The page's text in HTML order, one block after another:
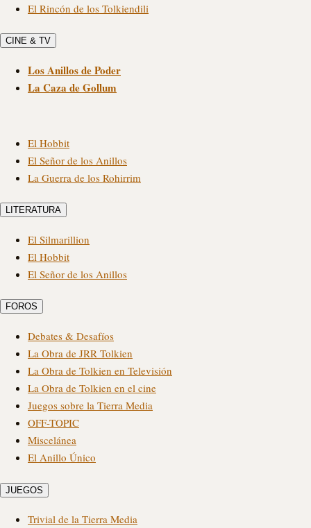
El Rincón de los Tolkiendili
CINE & TV
Los Anillos de Poder
La Caza de Gollum
El Hobbit
El Señor de los Anillos
La Guerra de los Rohirrim
LITERATURA
El Silmarillion
El Hobbit
El Señor de los Anillos
FOROS
Debates & Desafíos
La Obra de JRR Tolkien
La Obra de Tolkien en Televisión
La Obra de Tolkien en el cine
Juegos sobre la Tierra Media
OFF-TOPIC
Miscelánea
El Anillo Único
JUEGOS
Trivial de la Tierra Media